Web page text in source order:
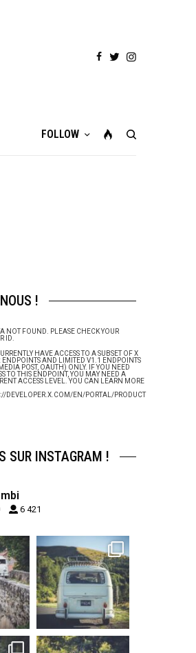
FOLLOW
!
NOT FOUND. PLEASE CHECK YOUR
ID.
HAVE ACCESS TO A SUBSET OF X
ENDPOINTS AND LIMITED V1.1 ENDPOINTS
POST, OAUTH) ONLY. IF YOU NEED
TO THIS ENDPOINT, YOU MAY NEED A
ACCESS LEVEL. YOU CAN LEARN MORE
DEVELOPER.X.COM/EN/PORTAL/PRODUCT
SUR INSTAGRAM !
6 421
3
becombi
Sep 12
216
3
becombi